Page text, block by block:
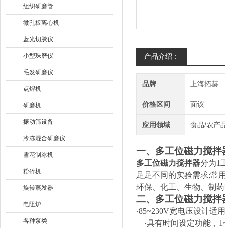
组织研磨管
微孔板离心机
蓝光切胶仪
小型珠磨仪
毛发研磨仪
点焊机
研磨机
振动筛设备
冷冻混合研磨仪
雪花制冰机
粉碎机
旋转蒸发器
电阻炉
各种泵类
产品介绍：
品牌 上海拓赫
价格区间 面议
应用领域 食品/农产
一、 多工位磁力搅拌
多工位磁力搅拌器分为1
足足不同的实验需求;常
环保、化工、生物、制
二、 多工位磁力搅拌
·85~230V宽电压设计适
·具有时间设定功能，